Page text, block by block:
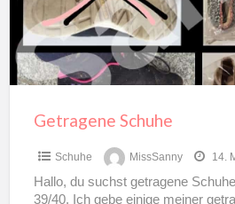
Getragene Schuhe
Schuhe MissSanny 14.
Hallo, du suchst getragene
39/40. Ich gebe einige meiner